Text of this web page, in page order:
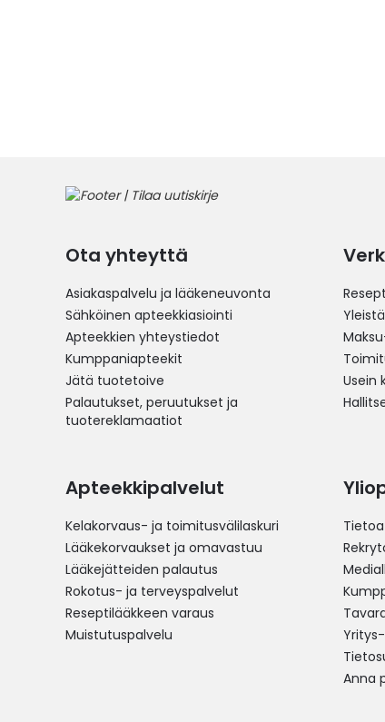
Ota yhteyttä
Asiakaspalvelu ja lääkeneuvonta
Sähköinen apteekkiasiointi
Apteekkien yhteystiedot
Kumppaniapteekit
Jätä tuotetoive
Palautukset, peruutukset ja
tuotereklamaatiot
Usein
Apteekkipalvelut
Kelakorvaus- ja toimitusvälilaskuri
Lääkekorvaukset ja omavastuu
Lääkejätteiden palautus
Rokotus- ja terveyspalvelut
Reseptilääkkeen varaus
Muistutuspalvelu
Anna